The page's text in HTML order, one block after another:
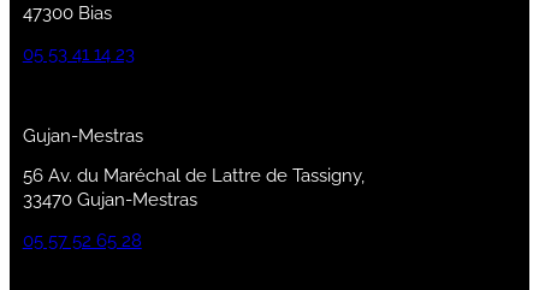
47300 Bias
05 53 41 14 23
Gujan-Mestras
56 Av. du Maréchal de Lattre de Tassigny,
33470 Gujan-Mestras
05 57 52 65 28